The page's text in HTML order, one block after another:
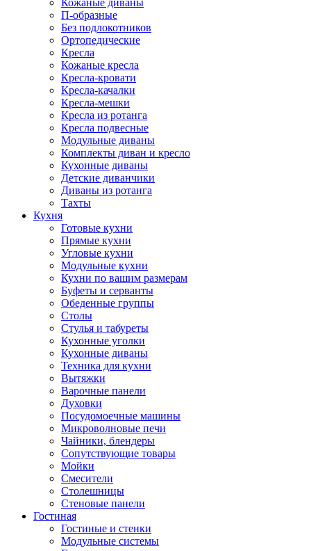
Кожаные диваны
П-образные
Без подлокотников
Ортопедические
Кресла
Кожаные кресла
Кресла-кровати
Кресла-качалки
Кресла-мешки
Кресла из ротанга
Кресла подвесные
Модульные диваны
Комплекты диван и кресло
Кухонные диваны
Детские диванчики
Диваны из ротанга
Тахты
Кухня
Готовые кухни
Прямые кухни
Угловые кухни
Модульные кухни
Кухни по вашим размерам
Буфеты и серванты
Обеденные группы
Столы
Стулья и табуреты
Кухонные уголки
Кухонные диваны
Техника для кухни
Вытяжки
Варочные панели
Духовки
Посудомоечные машины
Микроволновые печи
Чайники, блендеры
Сопутствующие товары
Мойки
Смесители
Столешницы
Стеновые панели
Гостиная
Гостиные и стенки
Модульные системы